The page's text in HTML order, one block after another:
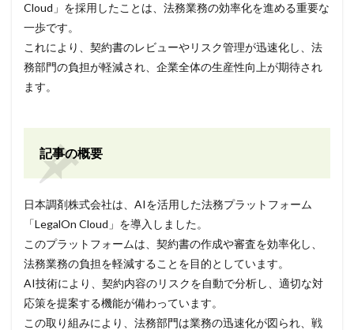
Cloud」を採用したことは、法務業務の効率化を進める重要な
一歩です。
これにより、契約書のレビューやリスク管理が迅速化し、法
務部門の負担が軽減され、企業全体の生産性向上が期待され
ます。
記事の概要
日本調剤株式会社は、AIを活用した法務プラットフォーム
「LegalOn Cloud」を導入しました。
このプラットフォームは、契約書の作成や審査を効率化し、
法務業務の負担を軽減することを目的としています。
AI技術により、契約内容のリスクを自動で分析し、適切な対
応策を提案する機能が備わっています。
この取り組みにより、法務部門は業務の迅速化が図られ、戦